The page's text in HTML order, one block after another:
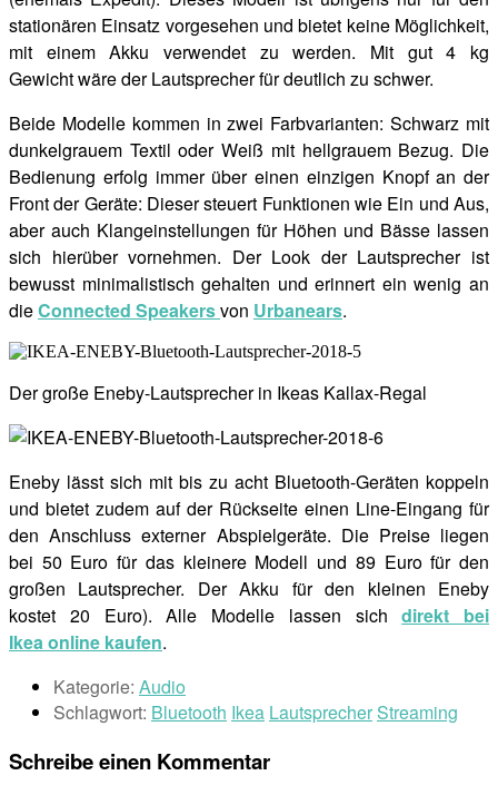
stationären Einsatz vorgesehen und bietet keine Möglichkeit,
mit einem Akku verwendet zu werden. Mit gut 4 kg
Gewicht wäre der Lautsprecher für deutlich zu schwer.
Beide Modelle kommen in zwei Farbvarianten: Schwarz mit
dunkelgrauem Textil oder Weiß mit hellgrauem Bezug. Die
Bedienung erfolg immer über einen einzigen Knopf an der
Front der Geräte: Dieser steuert Funktionen wie Ein und Aus,
aber auch Klangeinstellungen für Höhen und Bässe lassen
sich hierüber vornehmen. Der Look der Lautsprecher ist
bewusst minimalistisch gehalten und erinnert ein wenig an
dieConnected Speakersvon Urbanears.
Der große Eneby-Lautsprecher in Ikeas Kallax-Regal
Eneby lässt sich mit bis zu acht Bluetooth-Geräten koppeln
und bietet zudem auf der Rückseite einen Line-Eingang für
den Anschluss externer Abspielgeräte. Die Preise liegen
bei 50 Euro für das kleinere Modell und 89 Euro für den
großen Lautsprecher. Der Akku für den kleinen Eneby
kostet 20 Euro). Alle Modelle lassen sichdirekt bei
Ikea online kaufen.
Kategorie: Audio
Schlagwort: Bluetooth Ikea LautsprecherStreaming
Schreibe einen Kommentar